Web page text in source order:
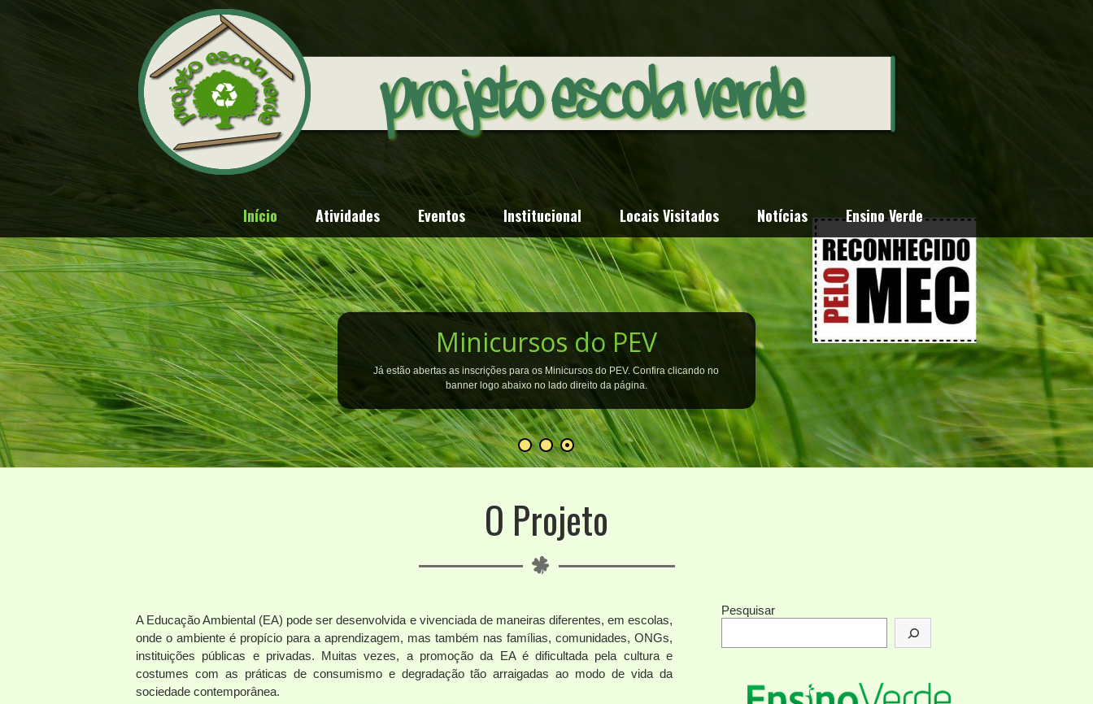
Minicursos do PEV
Já estão abertas as inscrições para os Minicursos do PEV. Confira clicando no
banner logo abaixo no lado direito da página.
Início Atividades Eventos Institucional Locais Visitados Notícias Ensino Verde
O Projeto
A Educação Ambiental (EA) pode ser desenvolvida e vivenciada de maneiras diferentes, em escolas,
onde o ambiente é propício para a aprendizagem, mas também nas famílias, comunidades, ONGs,
instituições públicas e privadas. Muitas vezes, a promoção da EA é dificultada pela cultura e
costumes com as práticas de consumismo e degradação tão arraigadas ao modo de vida da
sociedade contemporânea.
Pesquisar